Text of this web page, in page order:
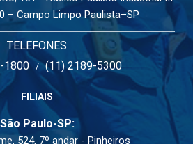
– Campo Limpo Paulista–SP
TELEFONES
1800/(11) 2189-5300
FILIAIS
São Paulo-SP:
524, 7º andar - Pinheiros